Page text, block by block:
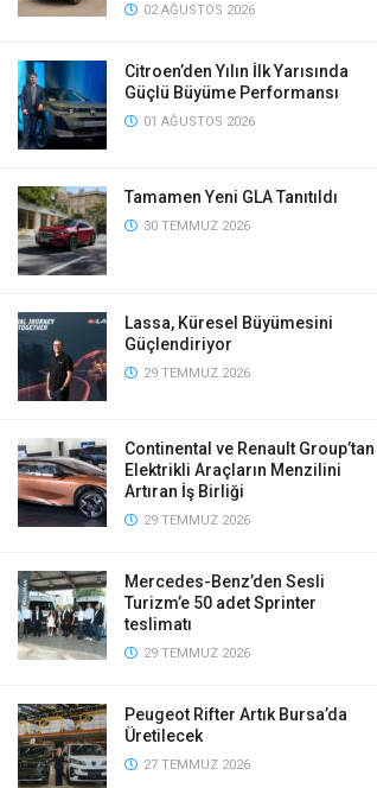
02 AĞUSTOS 2026
Citroen’den Yılın İlk Yarısında
Güçlü Büyüme Performansı
01 AĞUSTOS 2026
Tamamen Yeni GLA Tanıtıldı
30 TEMMUZ 2026
Lassa, Küresel Büyümesini
Güçlendiriyor
29 TEMMUZ 2026
Continental ve Renault Group’tan
Elektrikli Araçların Menzilini
Artıran İş Birliği
29 TEMMUZ 2026
Mercedes-Benz’den Sesli
Turizm’e 50 adet Sprinter
teslimatı
29 TEMMUZ 2026
Peugeot Rifter Artık Bursa’da
Üretilecek
27 TEMMUZ 2026